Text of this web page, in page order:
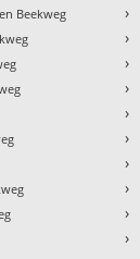
Beekweg ›
›
›
›
›
›
›
›
›
›